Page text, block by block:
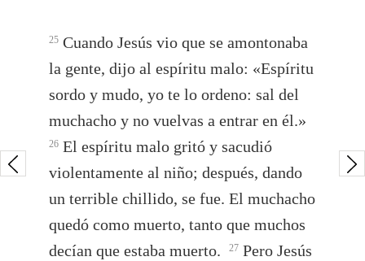
25 Cuando Jesús vio que se amontonaba
la gente, dijo al espíritu malo: «Espíritu
sordo y mudo, yo te lo ordeno: sal del
muchacho y no vuelvas a entrar en él.»
26 El espíritu malo gritó y sacudió
violentamente al niño; después, dando
un terrible chillido, se fue. El muchacho
quedó como muerto, tanto que muchos
decían que estaba muerto.
27 Pero Jesús